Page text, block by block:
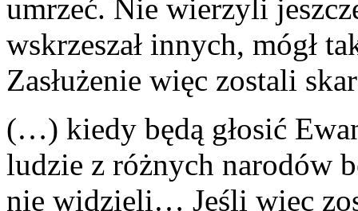
umrzeć. Nie wierzyli
wskrzeszał innych, mógł
Zasłużenie więc zostali
(…) kiedy będą głosić
ludzie z różnych narodów
nie widzieli… Jeśli więc